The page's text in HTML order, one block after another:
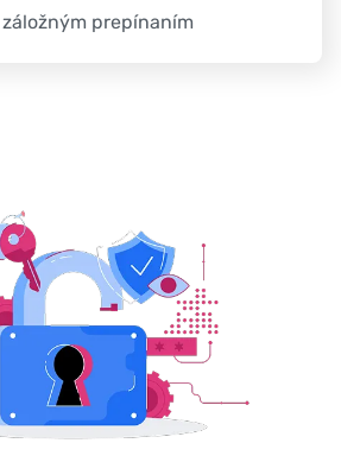
prepínaním